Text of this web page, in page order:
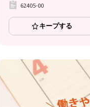
62405-00
キープする